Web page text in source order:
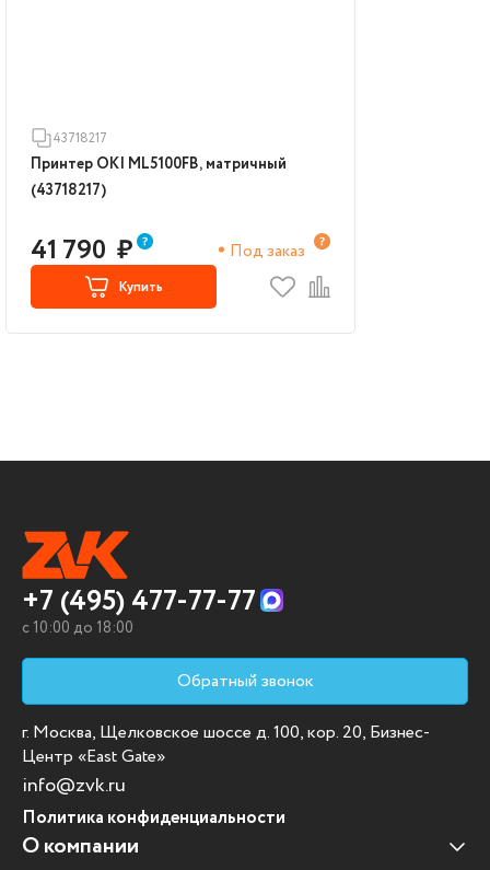
43718217
Принтер OKI ML5100FB, матричный
(43718217)
41 790 ₽ Под заказ
Купить
+7 (495) 477-77-77
c 10:00 до 18:00
Обратный звонок
г. Москва, Щелковское шоссе д. 100, кор. 20, Бизнес-
Центр «East Gate»
info@zvk.ru
Политика конфиденциальности
О компании